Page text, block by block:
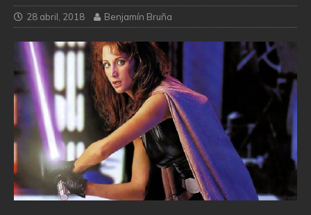
28 abril, 2018 Benjamín Bruña